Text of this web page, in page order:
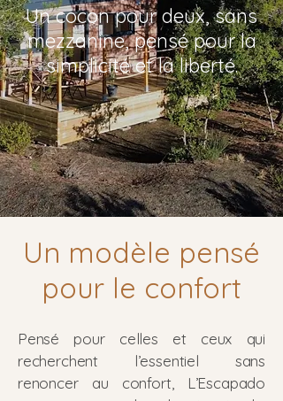
Un cocon pour deux, sans
mezzanine, pensé pour la
simplicité et la liberté.
Un modèle pensé
pour le confort
Pensé pour celles et ceux qui
recherchent l’essentiel sans
renoncer au confort, L’Escapado